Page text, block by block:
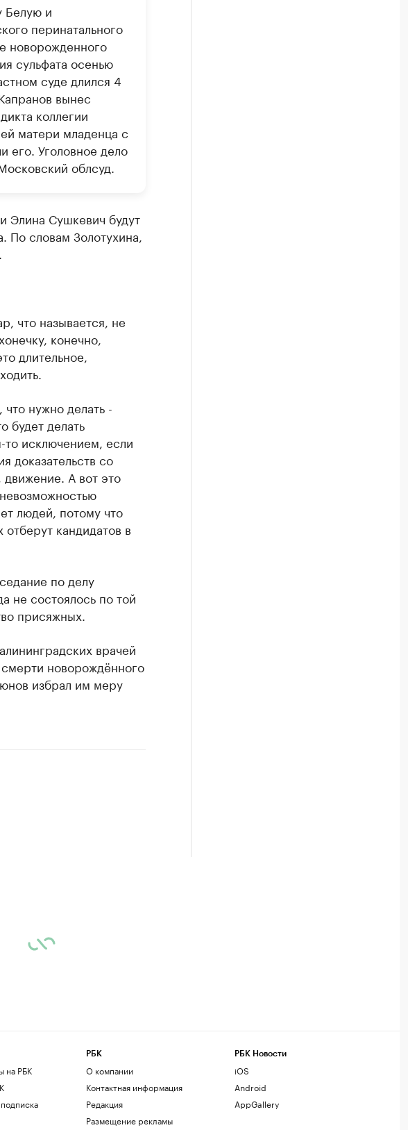
Белую и
перинатального
новорожденного
сульфата осенью
суде длился 4
вынес
коллегии
матери младенца с
его. Уголовное дело
облсуд.
Элина Сушкевич будут
По словам Золотухина,
что называется, не
конечно,
длительное,
нужно делать -
будет делать
то исключением, если
доказательств со
А вот это
людей, потому что
кандидатов в
по делу
не состоялось по той
присяжных.
врачей
новорождённого
избрал им меру
на РБК
РБК
О компании
Контактная информация
Редакция
Размещение рекламы
РБК Новости
iOS
Android
AppGallery